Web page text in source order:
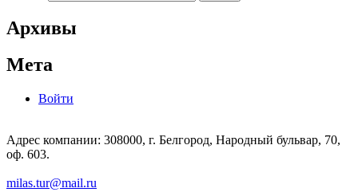
Архивы
Мета
Войти
Адрес компании: 308000, г. Белгород, Народный бульвар, 70,
оф. 603.
milas.tur@mail.ru